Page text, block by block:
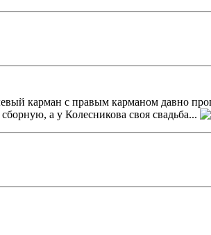
карман с правым карманом давно
а у Колесникова своя свадьба...